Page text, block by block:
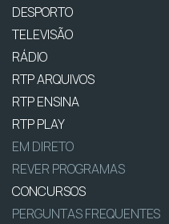
DESPORTO
TELEVISÃO
RÁDIO
RTP ARQUIVOS
RTP ENSINA
RTP PLAY
EM DIRETO
REVER PROGRAMAS
CONCURSOS
PERGUNTAS FREQUENTES